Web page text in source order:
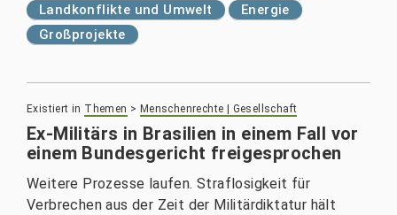
Landkonflikte und Umwelt
Energie
Großprojekte
Existiert in Themen > Menschenrechte | Gesellschaft
Ex-Militärs in Brasilien in einem Fall vor
einem Bundesgericht freigesprochen
Weitere Prozesse laufen. Straflosigkeit für
Verbrechen aus der Zeit der Militärdiktatur hält